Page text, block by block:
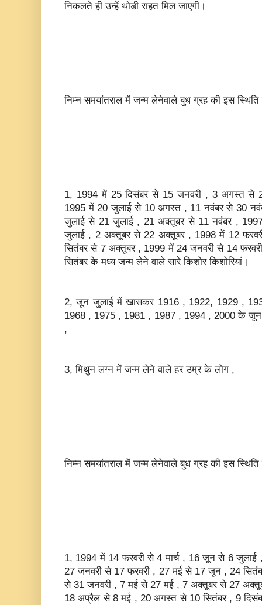
निकलते ही उन्‍हें थोडी राहत मिल जाएगी।
निम्‍न समयांतराल में जन्‍म लेनेवाले बुध ग्रह की इस
1, 1994 में 25 दिसंबर से 15 जनवरी , 3 अगस्‍त से
1995 में 20 जुलाई से 10 अगस्‍त , 11 नवंबर से 30
जुलाई से 21 जुलाई , 21 अक्‍तूबर से 11 नवंबर ,
जुलाई , 2 अक्‍तूबर से 22 अक्‍तूबर , 1998 में 12
सितंबर से 7 अक्‍तूबर , 1999 में 24 जनवरी से 14
सितंबर के मध्‍य जन्‍म लेने वाले सारे किशोर किशोरियां।
2, जून जुलाई में खासकर 1916 , 1922, 1929 ,
1968 , 1975 , 1981 , 1987 , 1994 , 2000 के
,
3, मिथुन लग्‍न में जन्‍म लेने वाले हर उम्र के लोग ,
निम्‍न समयांतराल में जन्‍म लेनेवाले बुध ग्रह की इस
1, 1994 में 14 फरवरी से 4 मार्च , 16 जून से 6
27 जनवरी से 17 फरवरी , 27 मई से 17 जून , 24
से 31 जनवरी , 7 मई से 27 मई , 7 अक्‍तूबर से 27
18 अप्रैल से 8 मई , 20 अगस्‍त से 10 सितंबर , 9